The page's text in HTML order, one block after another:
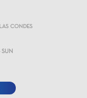
CONDES